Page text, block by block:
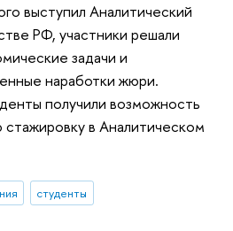
выступил Аналитический
РФ, участники решали
задачи и
наработки жюри.
получили возможность
в Аналитическом
студенты